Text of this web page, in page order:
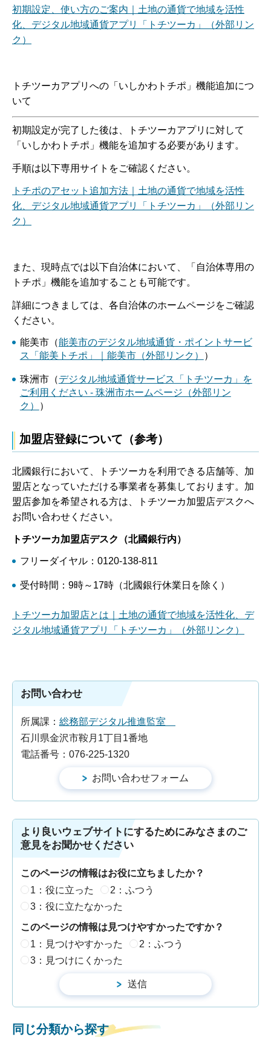
初期設定、使い方のご案内｜土地の通貨で地域を活性
化、デジタル地域通貨アプリ「トチツーカ」（外部リン
ク）
トチツーカアプリへの「いしかわトチポ」機能追加につ
いて
初期設定が完了した後は、トチツーカアプリに対して
「いしかわトチポ」機能を追加する必要があります。
手順は以下専用サイトをご確認ください。
トチポのアセット追加方法｜土地の通貨で地域を活性
化、デジタル地域通貨アプリ「トチツーカ」（外部リン
ク）
また、現時点では以下自治体において、「自治体専用の
トチポ」機能を追加することも可能です。
詳細につきましては、各自治体のホームページをご確認
ください。
能美市（能美市のデジタル地域通貨・ポイントサービ
ス「能美トチポ」｜能美市（外部リンク）
）
珠洲市（デジタル地域通貨サービス「トチツーカ」を
ご利用ください - 珠洲市ホームページ（外部リン
ク）
）
加盟店登録について（参考）
北國銀行において、トチツーカを利用できる店舗等、加
盟店となっていただける事業者を募集しております。加
盟店参加を希望される方は、トチツーカ加盟店デスクへ
お問い合わせください。
トチツーカ加盟店デスク（北國銀行内）
フリーダイヤル：0120-138-811
受付時間：9時～17時（北國銀行休業日を除く）
トチツーカ加盟店とは｜土地の通貨で地域を活性化、デ
ジタル地域通貨アプリ「トチツーカ」（外部リンク）
お問い合わせ
所属課： 総務部デジタル推進監室
石川県金沢市鞍月1丁目1番地
電話番号：076-225-1320
より良いウェブサイトにするためにみなさまのご
意見をお聞かせください
このページの情報はお役に立ちましたか？
1：役に立った
2：ふつう
3：役に立たなかった
このページの情報は見つけやすかったですか？
1：見つけやすかった
2：ふつう
3：見つけにくかった
同じ分類から探す